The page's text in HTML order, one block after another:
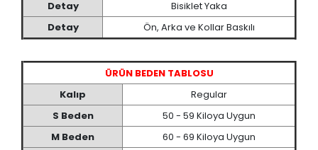
Detay
Bisiklet Yaka
Detay
Ön, Arka ve Kollar Baskılı
ÜRÜN BEDEN TABLOSU
Kalıp
Regular
S Beden
50 - 59 Kiloya Uygun
M Beden
60 - 69 Kiloya Uygun